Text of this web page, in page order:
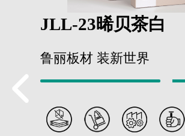
JLL-23晞贝茶白
鲁丽板材 装新世界